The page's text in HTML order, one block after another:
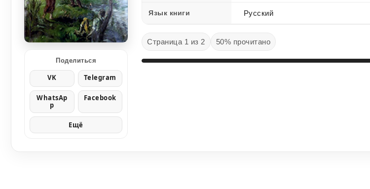
Поделиться
VK Telegram
WhatsAp
p
Facebook
Ещё
Язык книги Русский
Страница 1 из 2 50% прочитано